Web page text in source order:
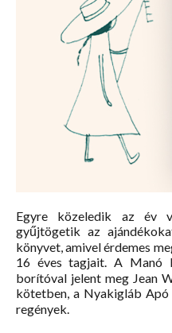
Egyre közeledik az év
gyűjtögetik az
könyvet, amivel érdemes
16 éves tagjait. A Manó
borítóval jelent meg Jean
kötetben, a Nyakigláb ​Apó
regények.